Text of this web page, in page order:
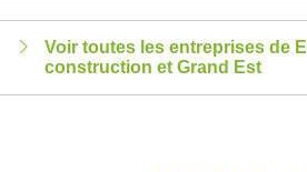
Voir toutes les entreprises de
construction et Grand Est